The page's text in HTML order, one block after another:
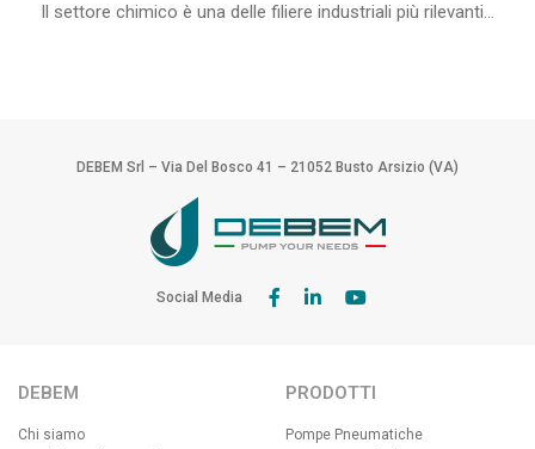
Il settore chimico è una delle filiere industriali più rilevanti...
DEBEM Srl – Via Del Bosco 41 – 21052 Busto Arsizio (VA)
Social Media
DEBEM
Chi siamo
PRODOTTI
Pompe Pneumatiche